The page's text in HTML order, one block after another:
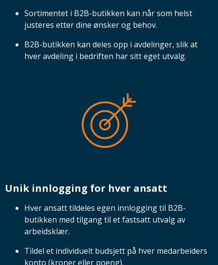
Sortimentet i B2B-butikken kan når som helst
justeres etter dine ønsker og behov.
B2B-butikken kan deles opp i avdelinger, slik at
hver avdeling i bedriften har sitt eget utvalg.
Unik innlogging for hver ansatt
Hver ansatt tildeles egen innlogging til B2B-
butikken med tilgang til et fastsatt utvalg av
arbeidsklær.
Tildel et individuelt budsjett på hver medarbeiders
konto (kroner eller poeng).